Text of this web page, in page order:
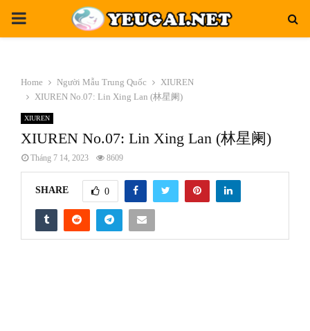
PRIMARY
Home Người Mẫu Trung Quốc
XIUREN
XIUREN No.07: Lin Xing Lan (林星阑)
XIUREN
XIUREN No.07: Lin Xing Lan (林星阑)
Tháng 7 14, 2023 8609
SHARE 0